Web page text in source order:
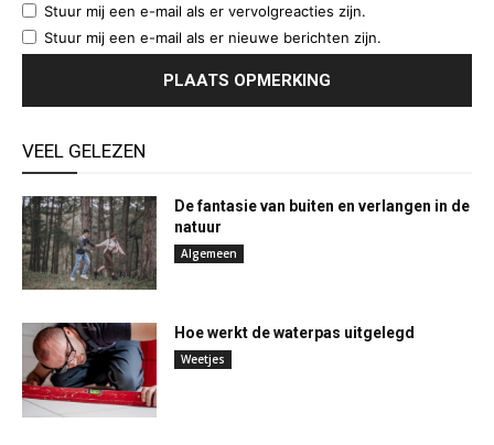
Stuur mij een e-mail als er vervolgreacties zijn.
Stuur mij een e-mail als er nieuwe berichten zijn.
VEEL GELEZEN
De fantasie van buiten en verlangen in de
natuur
Algemeen
Hoe werkt de waterpas uitgelegd
Weetjes